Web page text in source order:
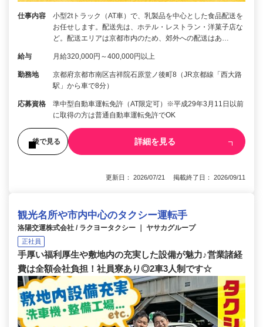
仕事内容
小型2tトラック（AT車）で、乳製品を中心とした食品配送を
お任せします。配送先は、ホテル・レストラン・洋菓子店な
ど。配送エリアは京都市内のため、郊外への配送はあ…
給与 月給320,000円～400,000円以上
勤務地
京都府京都市南区吉祥院石原堂ノ後町8（JR京都線「西大路
駅」から車で8分）
応募資格
準中型自動車運転免許（AT限定可）※平成29年3月11日以前
に取得の方は普通自動車運転免許でOK
後で見る 詳細を見る
更新日： 2026/07/21 掲載終了日： 2026/09/11
観光名所や市内中心のタクシー運転手
洛陽交運株式会社 / ラクヨータクシー ｜ ヤサカグループ
正社員
手厚い福利厚生や敷地内の充実した設備が魅力♪営業諸経
費は全額会社負担！社員寮あり◎2車3人制です☆